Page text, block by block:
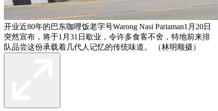
开业近80年的巴东咖哩饭老字号Warong Nasi Pariaman1月20日
突然宣布，将于1月31日歇业，令许多食客不舍，特地前来排
队品尝这份承载着几代人记忆的传统味道。 （林明顺摄）